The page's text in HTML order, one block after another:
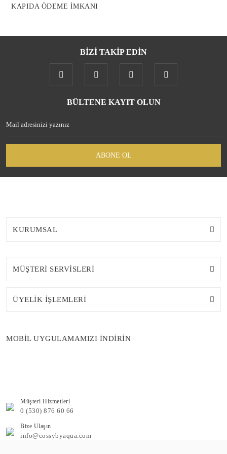
Gönder
KAPIDA ÖDEME İMKANI
BİZİ TAKİP EDİN
BÜLTENE KAYIT OLUN
ABONE OL
KURUMSAL
MÜŞTERİ SERVİSLERİ
ÜYELİK İŞLEMLERİ
MOBİL UYGULAMAMIZI İNDİRİN
Müşteri Hizmetleri
0 (530) 876 60 66
Bize Ulaşın
info@cossybyaqua.com